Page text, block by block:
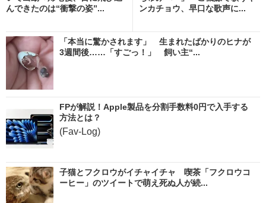
んできたのは“衝撃の姿”...
ンカチョウ、早口な歌声に...
「本当に驚かされます」 生まれたばかりのヒナが
3週間後……「すごっ！」 飼い主“...
FPが解説！Apple製品を分割手数料0円で入手する
方法とは？
(Fav-Log)
子猫とフクロウがイチャイチャ 喫茶「フクロウコ
ーヒー」のツイートで萌え死ぬ人が続...